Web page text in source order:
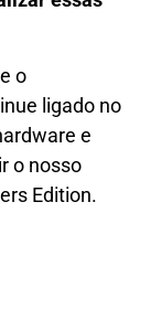
o
ligado no
e
o nosso
Edition.